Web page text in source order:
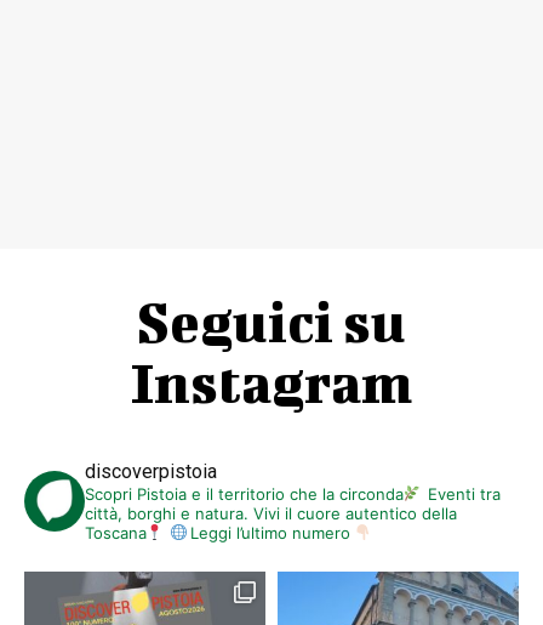
Seguici su
Instagram
discoverpistoia
Scopri Pistoia e il territorio che la circonda
Eventi tra
città, borghi e natura. Vivi il cuore autentico della
Toscana
Leggi l’ultimo numero